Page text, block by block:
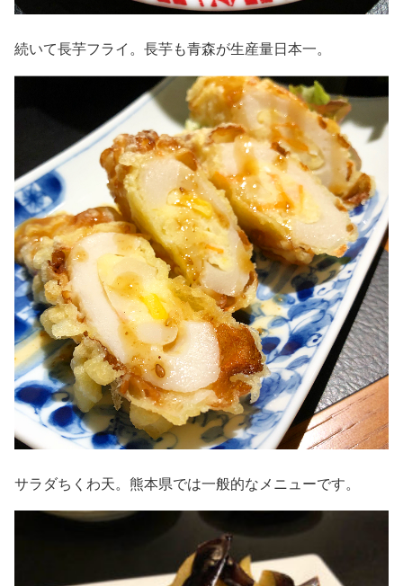
続いて長芋フライ。長芋も青森が生産量日本一。
サラダちくわ天。熊本県では一般的なメニューです。